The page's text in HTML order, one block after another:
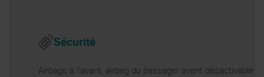
Sécurité
Airbags à l’avant, airbag du passager avant désactivable